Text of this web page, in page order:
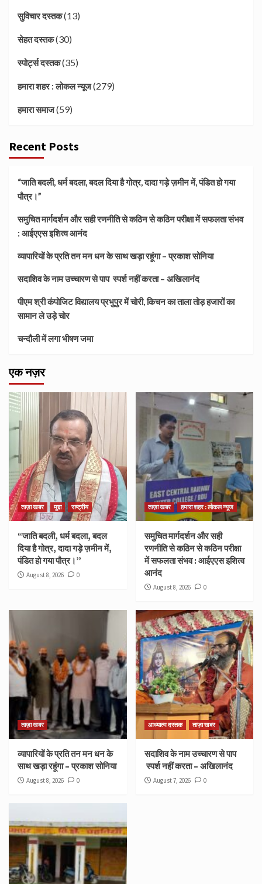
सुविचार दस्तक(13)
सेहत दस्तक(30)
स्पोर्ट्स दस्तक(35)
हमारा शहर : लोकल न्यूज(279)
हमारा समाज(59)
Recent Posts
“जाति बदली, धर्म बदला, बदल दिया है गोत्र, दादा गड़े ज़मीन में, पंडित हो गया
पौत्र।”
समुचित मार्गदर्शन और सही रणनीति से कठिन से कठिन परीक्षा में सफलता संभव
: आईएएस इशित्व आनंद
व्यापारियों के प्रति तन मन धन के साथ खड़ा रहूंगा – प्रकाश सोनिया
सदाशिव के नाम उच्चारण से पाप स्पर्श नहीं करता – अखिलानंद
पीएम श्री कंपोजिट विद्यालय प्रभुपुर में चोरी, किचन का ताला तोड़ हजारों का
सामान ले उड़े चोर
चन्दौली में लगा भीषण जमा
एक नज़र
ताज़ा खबर मुद्दा राष्ट्रीय
“जाति बदली, धर्म बदला, बदल
दिया है गोत्र, दादा गड़े ज़मीन में,
पंडित हो गया पौत्र।”
August 8, 2026 0
ताज़ा खबर हमारा शहर : लोकल न्यूज
समुचित मार्गदर्शन और सही
रणनीति से कठिन से कठिन परीक्षा
में सफलता संभव : आईएएस इशित्व
आनंद
August 8, 2026 0
ताज़ा खबर
व्यापारियों के प्रति तन मन धन के
साथ खड़ा रहूंगा – प्रकाश सोनिया
August 8, 2026 0
आध्यात्म दस्तक ताज़ा खबर
सदाशिव के नाम उच्चारण से पाप
स्पर्श नहीं करता – अखिलानंद
August 7, 2026 0